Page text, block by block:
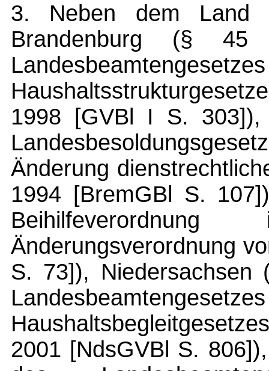
3. Neben dem Land
Brandenburg (§
1998 [GVBl I S. 303]),
Änderung
1994 [BremGBl S.
Änderungsverordnung
S. 73]),
2001 [NdsGVBl S.